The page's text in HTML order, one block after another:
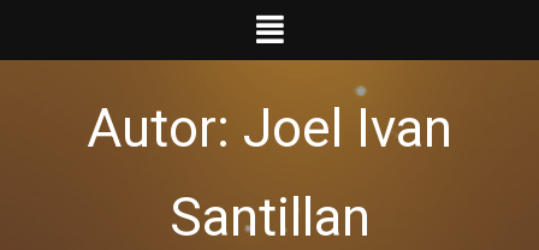
Autor: Joel Ivan
Santillan